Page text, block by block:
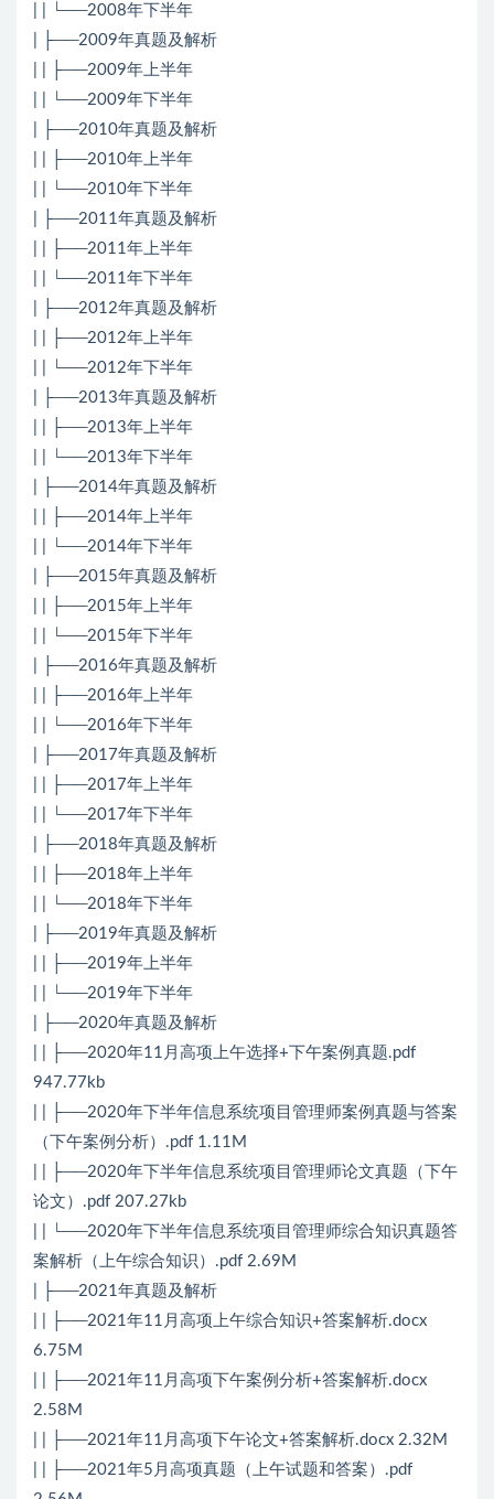
| | └──2008年下半年
| ├──2009年真题及解析
| | ├──2009年上半年
| | └──2009年下半年
| ├──2010年真题及解析
| | ├──2010年上半年
| | └──2010年下半年
| ├──2011年真题及解析
| | ├──2011年上半年
| | └──2011年下半年
| ├──2012年真题及解析
| | ├──2012年上半年
| | └──2012年下半年
| ├──2013年真题及解析
| | ├──2013年上半年
| | └──2013年下半年
| ├──2014年真题及解析
| | ├──2014年上半年
| | └──2014年下半年
| ├──2015年真题及解析
| | ├──2015年上半年
| | └──2015年下半年
| ├──2016年真题及解析
| | ├──2016年上半年
| | └──2016年下半年
| ├──2017年真题及解析
| | ├──2017年上半年
| | └──2017年下半年
| ├──2018年真题及解析
| | ├──2018年上半年
| | └──2018年下半年
| ├──2019年真题及解析
| | ├──2019年上半年
| | └──2019年下半年
| ├──2020年真题及解析
| | ├──2020年11月高项上午选择+下午案例真题.pdf
947.77kb
| | ├──2020年下半年信息系统项目管理师案例真题与答案
（下午案例分析）.pdf 1.11M
| | ├──2020年下半年信息系统项目管理师论文真题（下午
论文）.pdf 207.27kb
| | └──2020年下半年信息系统项目管理师综合知识真题答
案解析（上午综合知识）.pdf 2.69M
| ├──2021年真题及解析
| | ├──2021年11月高项上午综合知识+答案解析.docx
6.75M
| | ├──2021年11月高项下午案例分析+答案解析.docx
2.58M
| | ├──2021年11月高项下午论文+答案解析.docx 2.32M
| | ├──2021年5月高项真题（上午试题和答案）.pdf